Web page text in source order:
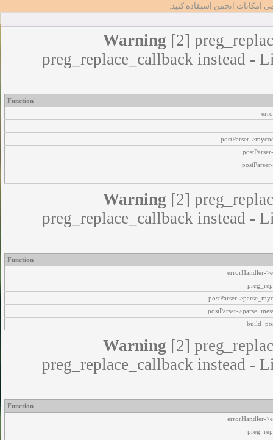
امکانات انجمن استفاده کنید.
Warning [2]
preg_replace_callback instead -
Function
postParser-
Warning [2]
preg_replace_callback instead -
Function
errorHandler-
postParser-
postParser-
Warning [2]
preg_replace_callback instead -
Function
errorHandler-